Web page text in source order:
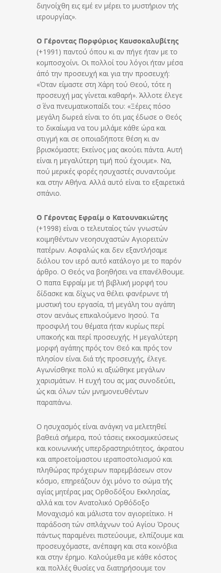
διηνοίχθη εις εμέ εν μέρει το μυστήριον τής
ιερουργίας».
Ο Γέροντας Πορφύριος Καυσοκαλυβίτης
(+1991) παντού όπου κι αν πήγε ήταν με το
κομποσχοίνι. Οι πολλοί του λόγοι ήταν μέσα
άπό την προσευχή και για την προσευχή:
«Όταν είμαστε στη Χάρη τού Θεού, τότε η
προσευχή μας γίνεται καθαρή». Άλλοτε έλεγε
σ΄ ένα πνευματικοπαίδι του: «Ξέρεις πόσο
μεγάλη δωρεά είναι το ότι μας έδωσε ο Θεός
το δικαίωμα να του μιλάμε κάθε ώρα και
στιγμή και σε οποιαδήποτε θέση κι αν
βρισκόμαστε; Εκείνος μας ακούει πάντα. Αυτή
είναι η μεγαλύτερη τιμή πού έχουμε». Να,
πού μερικές φορές ησυχαστές συναντούμε
και στην Αθήνα. Αλλά αυτό είναι το εξαιρετικά
σπάνιο.
Ο Γέροντας Εφραίμ ο Κατουνακιώτης
(+1998) είναι ο τελευταίος τών γνωστών
κοιμηθέντων νεοησυχαστών Αγιορειτών
πατέρων. Ασφαλώς και δεν εξαντλήσαμε
διόλου τον ιερό αυτό κατάλογο με το παρόν
άρθρο. Ο Θεός να βοηθήσει να επανέλθουμε.
Ο παπα Εφραίμ με τή βιβλική μορφή του
δίδασκε και δίχως να θέλει φανέρωνε τή
μυστική του εργασία, τή μεγάλη του αγάπη
στον αενάως επικαλούμενο Ιησού. Τα
προσφιλή του θέματα ήταν κυρίως περί
υπακοής και περί προσευχής. Η μεγαλύτερη
μορφή αγάπης πρός τον Θεό και πρός τον
πλησίον είναι διά τής προσευχής, έλεγε.
Αγωνίσθηκε πολύ κι αξιώθηκε μεγάλων
χαρισμάτων. Η ευχή του ας μας συνοδεύει,
ώς και όλων τών μνημονευθέντων
παραπάνω.
Ο ησυχασμός είναι ανάγκη να μελετηθεί
βαθειά σήμερα, πού τάσεις εκκοσμικεύσεως
και κοινωνικής υπερδραστηριότητος, άκρατου
και απροετοίμαστου ιεραποστολισμού και
πληθώρας πρόχειρων παρεμβάσεων στον
κόσμο, επηρεάζουν όχι μόνο το σώμα τής
αγίας μητέρας μας Ορθοδόξου Εκκλησίας,
αλλά και τον Ανατολικό Ορθόδοξο
Μοναχισμό και μάλιστα τον αγιορείτικο. Η
παράδοση τών σπλάχνων τού Αγίου Όρους
πάντως παραμένει πιστεύουμε, ελπίζουμε και
προσευχόμαστε, ανέπαφη και στα κοινόβια
και στην έρημο. Καλούμεθα με κάθε κόστος
και πολλές θυσίες να διατηρήσουμε τον